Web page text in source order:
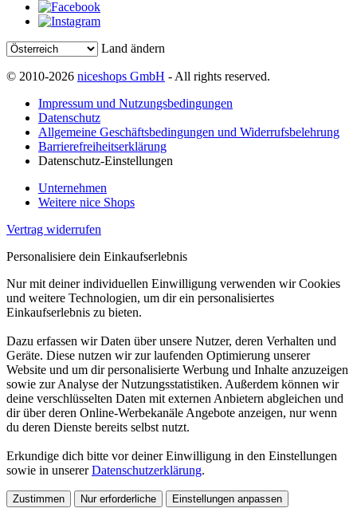
Land ändern
© 2010-2026 niceshops GmbH - All rights reserved.
Impressum und Nutzungsbedingungen
Datenschutz
Allgemeine Geschäftsbedingungen und Widerrufsbelehrung
Barrierefreiheitserklärung
Datenschutz-Einstellungen
Unternehmen
Weitere nice Shops
Vertrag widerrufen
Personalisiere dein Einkaufserlebnis
Nur mit deiner individuellen Einwilligung verwenden wir Cookies
und weitere Technologien, um dir ein personalisiertes
Einkaufserlebnis zu bieten.
Dazu erfassen wir Daten über unsere Nutzer, deren Verhalten und
Geräte. Diese nutzen wir zur laufenden Optimierung unserer
Website und um dir personalisierte Werbung und Inhalte anzuzeigen
sowie zur Analyse der Nutzungsstatistiken. Außerdem können wir
deine verschlüsselten Daten mit externen Anbietern abgleichen und
dir über deren Online-Werbekanäle Angebote anzeigen, nur wenn
du deren Dienste bereits selbst nutzt.
Erkundige dich bitte vor deiner Einwilligung in den Einstellungen
sowie in unsererDatenschutzerklärung.
Zustimmen Nur erforderliche Einstellungen anpassen